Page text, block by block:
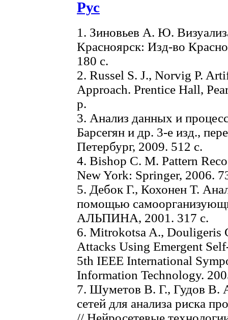
Рус
1. Зиновьев А. Ю.
Красноярск: Изд-во
180 с.
2. Russel S. J., Norvig P.
Approach. Prentice Hall,
p.
3. Анализ данных и
Барсегян и др. 3-е изд.,
Петербург, 2009. 512 с.
4. Bishop C. M. Pattern
New York: Springer, 2006.
5. Дебок Г., Кохонен Т.
помощью
АЛЬПИНА, 2001. 317 с.
6. Mitrokotsa A., Douligeris
Attacks Using Emergent
5th IEEE International
Information Technology.
7. Шуметов В. Г., Гудов В.
сетей для анализа риска